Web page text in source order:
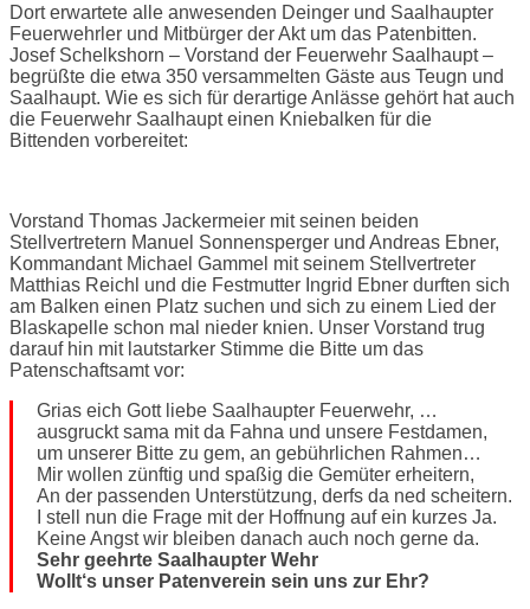
Dort erwartete alle anwesenden Deinger und Saalhaupter
Feuerwehrler und Mitbürger der Akt um das Patenbitten.
Josef Schelkshorn – Vorstand der Feuerwehr Saalhaupt –
begrüßte die etwa 350 versammelten Gäste aus Teugn und
Saalhaupt. Wie es sich für derartige Anlässe gehört hat auch
die Feuerwehr Saalhaupt einen Kniebalken für die
Bittenden vorbereitet:
Vorstand Thomas Jackermeier mit seinen beiden
Stellvertretern Manuel Sonnensperger und Andreas Ebner,
Kommandant Michael Gammel mit seinem Stellvertreter
Matthias Reichl und die Festmutter Ingrid Ebner durften sich
am Balken einen Platz suchen und sich zu einem Lied der
Blaskapelle schon mal nieder knien. Unser Vorstand trug
darauf hin mit lautstarker Stimme die Bitte um das
Patenschaftsamt vor:
Grias eich Gott liebe Saalhaupter Feuerwehr, …
ausgruckt sama mit da Fahna und unsere Festdamen,
um unserer Bitte zu gem, an gebührlichen Rahmen…
Mir wollen zünftig und spaßig die Gemüter erheitern,
An der passenden Unterstützung, derfs da ned scheitern.
I stell nun die Frage mit der Hoffnung auf ein kurzes Ja.
Keine Angst wir bleiben danach auch noch gerne da.
Sehr geehrte Saalhaupter Wehr
Wollt‘s unser Patenverein sein uns zur Ehr?